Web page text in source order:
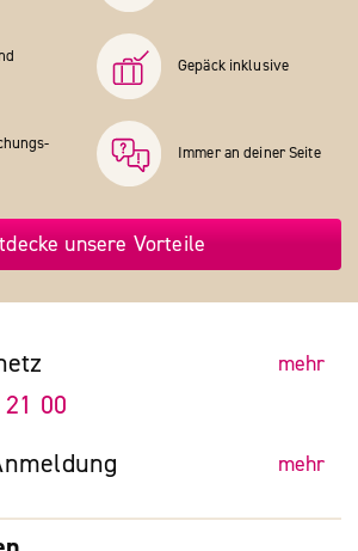
Gepäck inklusive
Immer an deiner Seite
unsere Vorteile
mehr
00
mehr